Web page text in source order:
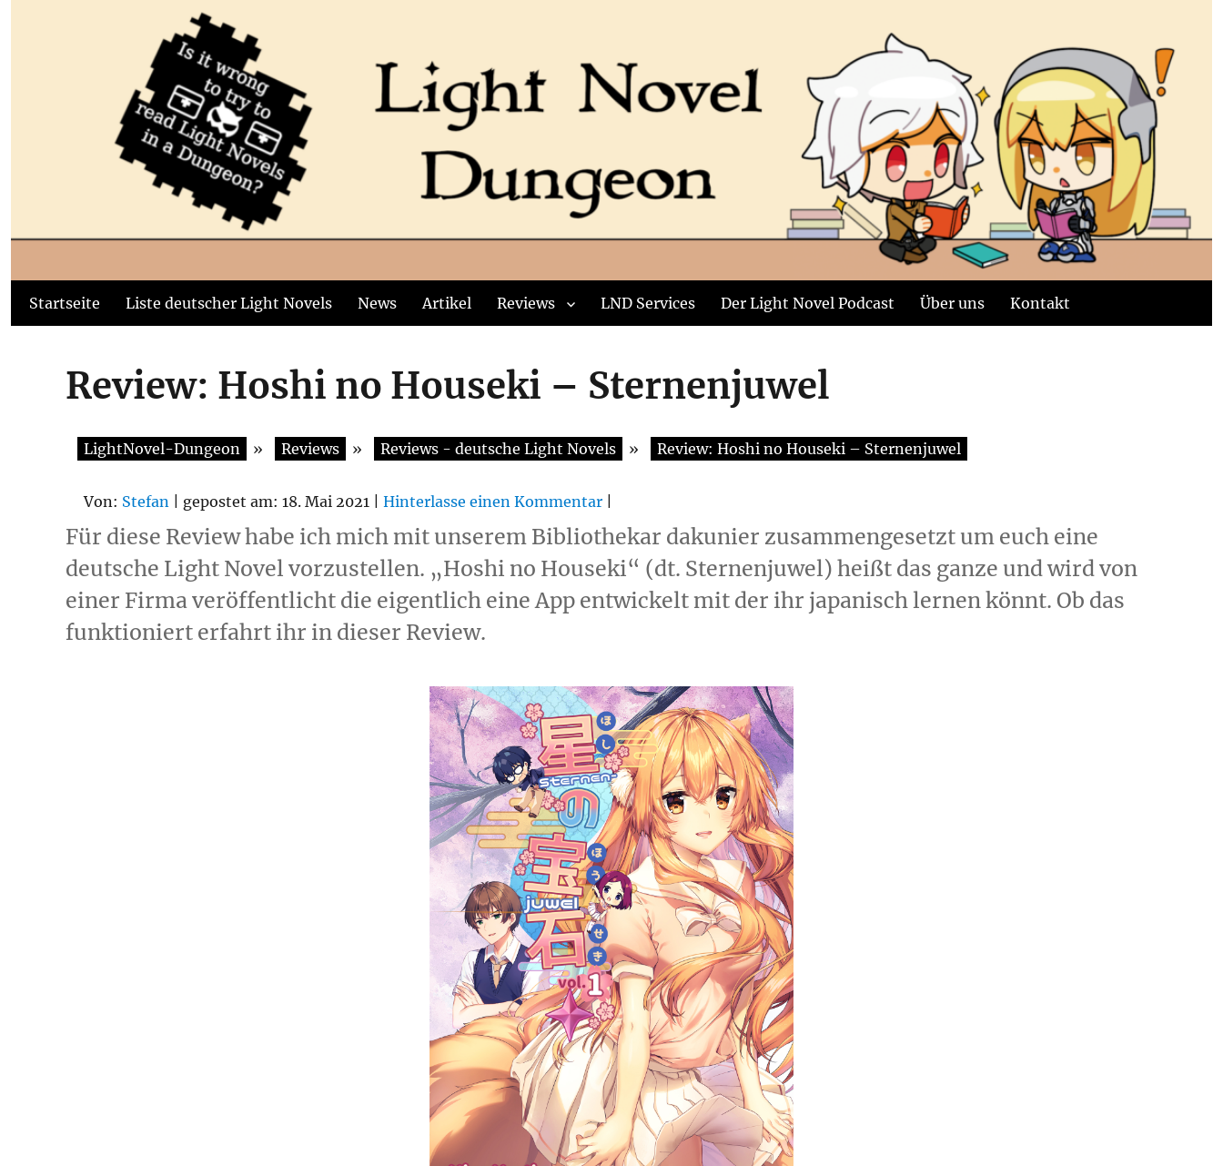
Startseite Liste deutscher Light Novels News Artikel Reviews LND Services Der Light Novel Podcast Über uns Kontakt
Review: Hoshi no Houseki – Sternenjuwel
LightNovel-Dungeon » Reviews » Reviews - deutsche Light Novels » Review: Hoshi no Houseki – Sternenjuwel
Von: Stefan | gepostet am: 18. Mai 2021 | Hinterlasse einen Kommentar
Für diese Review habe ich mich mit unserem Bibliothekar dakunier zusammengesetzt um euch eine
deutsche Light Novel vorzustellen. „Hoshi no Houseki“ (dt. Sternenjuwel) heißt das ganze und wird von
einer Firma veröffentlicht die eigentlich eine App entwickelt mit der ihr japanisch lernen könnt. Ob das
funktioniert erfahrt ihr in dieser Review. ​​​​​​​